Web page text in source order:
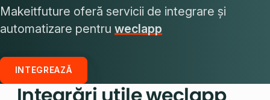
Makeitfuture oferă servicii de integrare și
automatizare pentru weclapp
INTEGREAZĂ